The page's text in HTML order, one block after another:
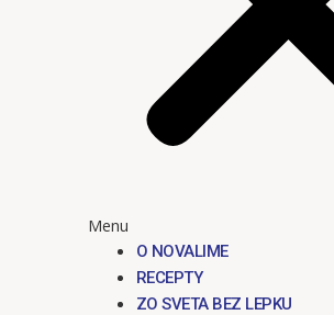
Menu
O NOVALIME
RECEPTY
ZO SVETA BEZ LEPKU